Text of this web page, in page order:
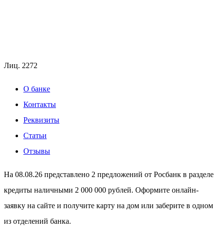
Лиц. 2272
О банке
Контакты
Реквизиты
Статьи
Отзывы
На 08.08.26 представлено 2 предложений от Росбанк в разделе
кредиты наличными 2 000 000 рублей. Оформите онлайн-
заявку на сайте и получите карту на дом или заберите в одном
из отделений банка.